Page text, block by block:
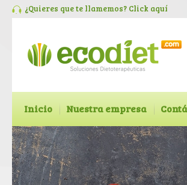
¿Quieres que te llamemos? Click aquí
Inicio Nuestra empresa